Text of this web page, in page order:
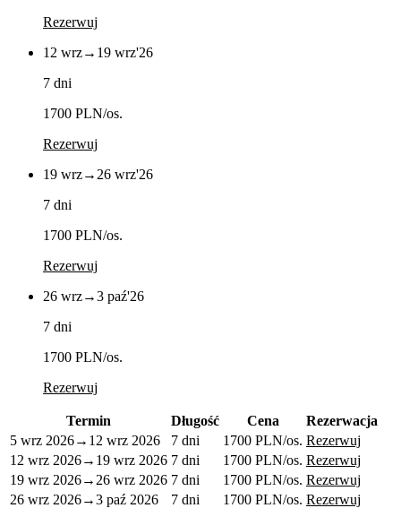
Rezerwuj
12 wrz→ 19 wrz'26
7 dni
1700 PLN/os.
Rezerwuj
19 wrz→ 26 wrz'26
7 dni
1700 PLN/os.
Rezerwuj
26 wrz→3 paź'26
7 dni
1700 PLN/os.
Rezerwuj
Termin Długość Cena
Rezerwacja
5 wrz 2026→ 12 wrz 2026 7 dni 1700 PLN/os. Rezerwuj
12 wrz 2026→ 19 wrz 2026 7 dni 1700 PLN/os. Rezerwuj
19 wrz 2026→ 26 wrz 2026 7 dni 1700 PLN/os. Rezerwuj
26 wrz 2026→3 paź 2026 7 dni 1700 PLN/os. Rezerwuj